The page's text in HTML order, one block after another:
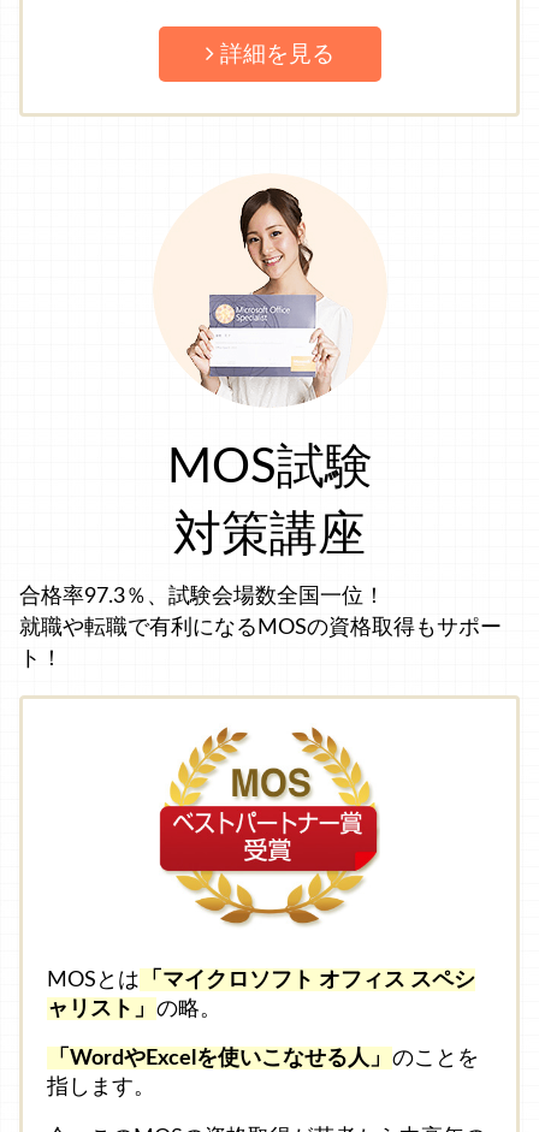
詳細を見る
MOS試験
対策講座
合格率97.3％、試験会場数全国一位！
就職や転職で有利になるMOSの資格取得もサポー
ト！
MOSとは
「マイクロソフト オフィス スペシ
ャリスト」 の略。
「WordやExcelを使いこなせる人」 のことを
指します。